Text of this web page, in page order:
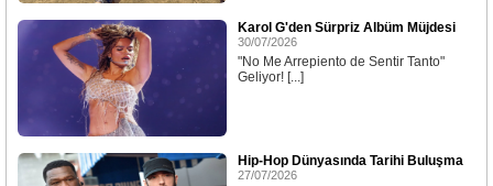
Karol G'den Sürpriz Albüm Müjdesi
30/07/2026
"No Me Arrepiento de Sentir Tanto"
Geliyor! [...]
Hip-Hop Dünyasında Tarihi Buluşma
27/07/2026